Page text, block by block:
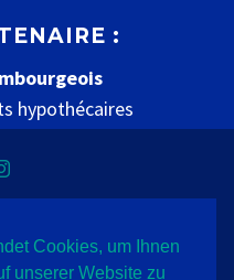
:
hypothécaires
Kontakt
Cookies, um Ihnen
unserer Website zu